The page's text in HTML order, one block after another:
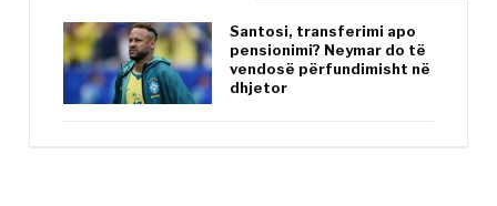
Santosi, transferimi apo
pensionimi? Neymar do të
vendosë përfundimisht në
dhjetor